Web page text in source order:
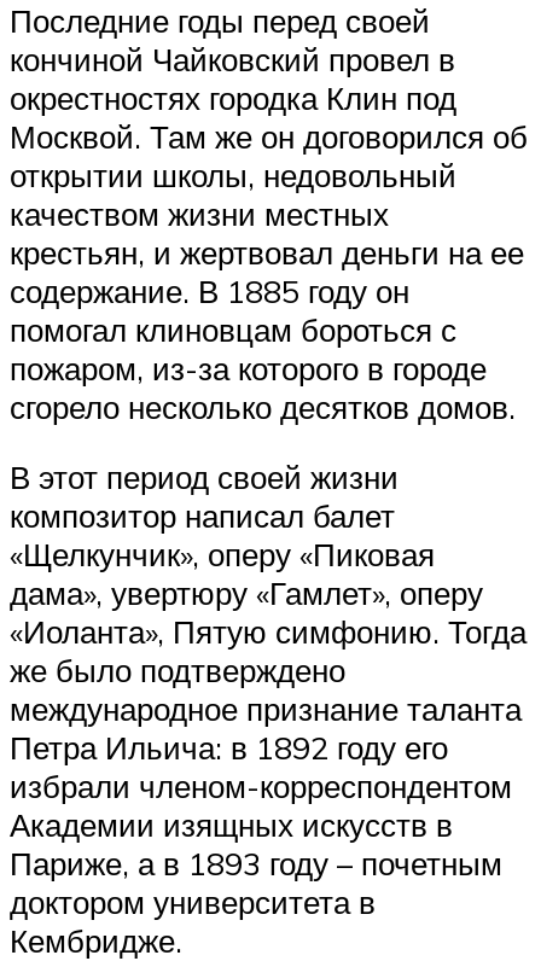
Последние годы перед своей
кончиной Чайковский провел в
окрестностях городка Клин под
Москвой. Там же он договорился об
открытии школы, недовольный
качеством жизни местных
крестьян, и жертвовал деньги на ее
содержание. В 1885 году он
помогал клиновцам бороться с
пожаром, из-за которого в городе
сгорело несколько десятков домов.
В этот период своей жизни
композитор написал балет
«Щелкунчик», оперу «Пиковая
дама», увертюру «Гамлет», оперу
«Иоланта», Пятую симфонию. Тогда
же было подтверждено
международное признание таланта
Петра Ильича: в 1892 году его
избрали членом-корреспондентом
Академии изящных искусств в
Париже, а в 1893 году – почетным
доктором университета в
Кембридже.